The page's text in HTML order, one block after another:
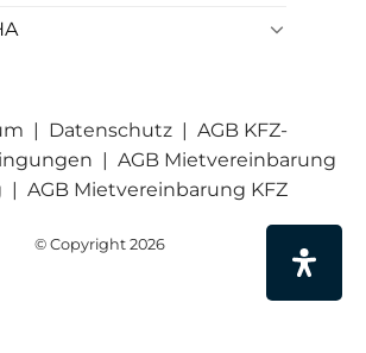
| Datenschutz| AGB KFZ-
| AGB Mietvereinbarung
| AGB Mietvereinbarung KFZ
© Copyright 2026